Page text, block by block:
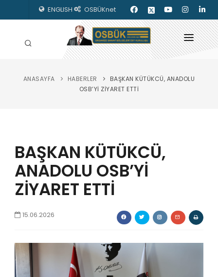
ENGLISH OSBÜKnet
HAKKIMIZDA
KILAVUZLAR
YAYINLARIMIZ
ENERJİ İZLEME
İLETİŞİM
ANASAYFA HABERLER
BAŞKAN KÜTÜKCÜ, ANADOLU
OSB’Yİ ZİYARET ETTİ
BAŞKAN KÜTÜKCÜ,
ANADOLU OSB’Yİ
ZİYARET ETTİ
15.06.2026